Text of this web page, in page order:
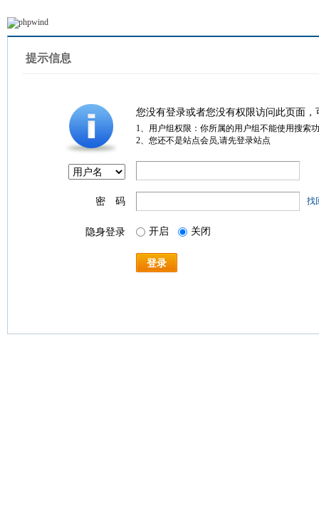
提示信息
您没有登录或者您没有权限访问此页面
1、用户组权限：你所属的用户组不能使用搜索
2、您还不是站点会员,请先登录站点
密 码 找
隐身登录 开启 关闭
登录